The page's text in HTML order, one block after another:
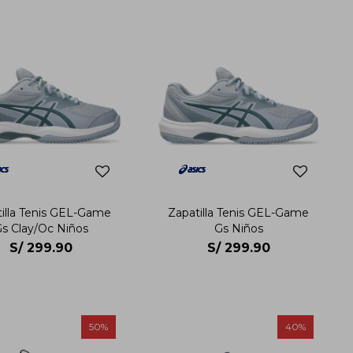
Tenis GEL-Game
Clay/Oc Niños
S/ 299.90
Zapatilla Tenis GEL-Game
Gs Niños
S/ 299.90
50 40